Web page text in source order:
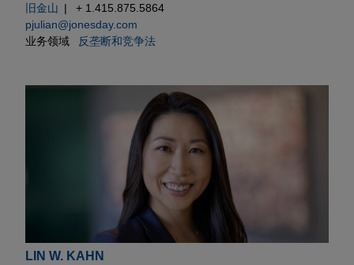
旧金山
+ 1.415.875.5864
pjulian@jonesday.com
业务领域
反垄断和竞争法
LIN W. KAHN